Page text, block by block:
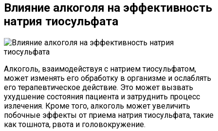
Влияние алкоголя на эффективность
натрия тиосульфата
Алкоголь, взаимодействуя с натрием тиосульфатом,
может изменять его обработку в организме и ослаблять
его терапевтическое действие. Это может вызвать
ухудшение состояния пациента и затруднить процесс
излечения. Кроме того, алкоголь может увеличить
побочные эффекты от приема натрия тиосульфата, такие
как тошнота, рвота и головокружение.